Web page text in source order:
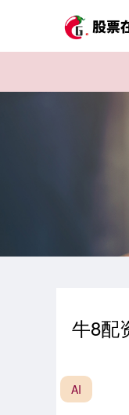
牛8配
AI